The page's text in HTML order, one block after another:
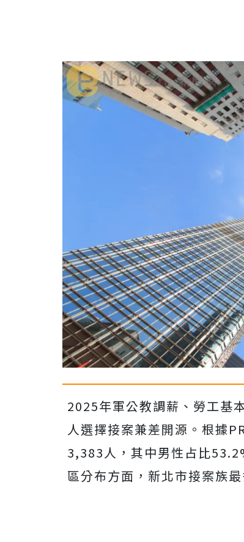
2025年軍公教調薪、勞工基
人選擇接案兼差開源。根據
3,383人，其中男性占比
區分布方面，新北市接案族